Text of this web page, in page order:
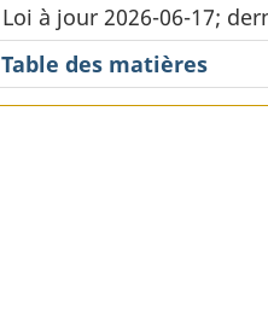
:
Loi
Loi à jour 2026-06-17;
Table des matières